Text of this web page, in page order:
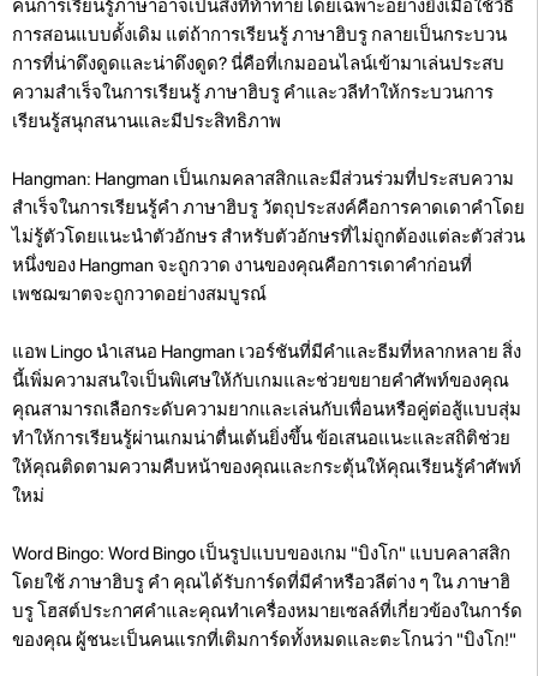
คนการเรียนรู้ภาษาอาจเป็นสิ่งที่ท้าทายโดยเฉพาะอย่างยิ่งเมื่อใช้วิธี
การสอนแบบดั้งเดิม แต่ถ้าการเรียนรู้ ภาษาฮิบรู กลายเป็นกระบวน
การที่น่าดึงดูดและน่าดึงดูด? นี่คือที่เกมออนไลน์เข้ามาเล่นประสบ
ความสำเร็จในการเรียนรู้ ภาษาฮิบรู คำและวลีทำให้กระบวนการ
เรียนรู้สนุกสนานและมีประสิทธิภาพ
Hangman: Hangman เป็นเกมคลาสสิกและมีส่วนร่วมที่ประสบความ
สำเร็จในการเรียนรู้คำ ภาษาฮิบรู วัตถุประสงค์คือการคาดเดาคำโดย
ไม่รู้ตัวโดยแนะนำตัวอักษร สำหรับตัวอักษรที่ไม่ถูกต้องแต่ละตัวส่วน
หนึ่งของ Hangman จะถูกวาด งานของคุณคือการเดาคำก่อนที่
เพชฌฆาตจะถูกวาดอย่างสมบูรณ์
แอพ Lingo นำเสนอ Hangman เวอร์ชันที่มีคำและธีมที่หลากหลาย สิ่ง
นี้เพิ่มความสนใจเป็นพิเศษให้กับเกมและช่วยขยายคำศัพท์ของคุณ
คุณสามารถเลือกระดับความยากและเล่นกับเพื่อนหรือคู่ต่อสู้แบบสุ่ม
ทำให้การเรียนรู้ผ่านเกมน่าตื่นเต้นยิ่งขึ้น ข้อเสนอแนะและสถิติช่วย
ให้คุณติดตามความคืบหน้าของคุณและกระตุ้นให้คุณเรียนรู้คำศัพท์
ใหม่
Word Bingo: Word Bingo เป็นรูปแบบของเกม "บิงโก" แบบคลาสสิก
โดยใช้ ภาษาฮิบรู คำ คุณได้รับการ์ดที่มีคำหรือวลีต่าง ๆ ใน ภาษาฮิ
บรู โฮสต์ประกาศคำและคุณทำเครื่องหมายเซลล์ที่เกี่ยวข้องในการ์ด
ของคุณ ผู้ชนะเป็นคนแรกที่เติมการ์ดทั้งหมดและตะโกนว่า "บิงโก!"